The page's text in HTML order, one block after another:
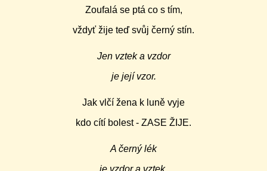
Zoufalá se ptá co s tím,
vždyť žije teď svůj černý stín.
Jen vztek a vzdor
je její vzor.
Jak vlčí žena k luně vyje
kdo cítí bolest - ZASE ŽIJE.
A černý lék